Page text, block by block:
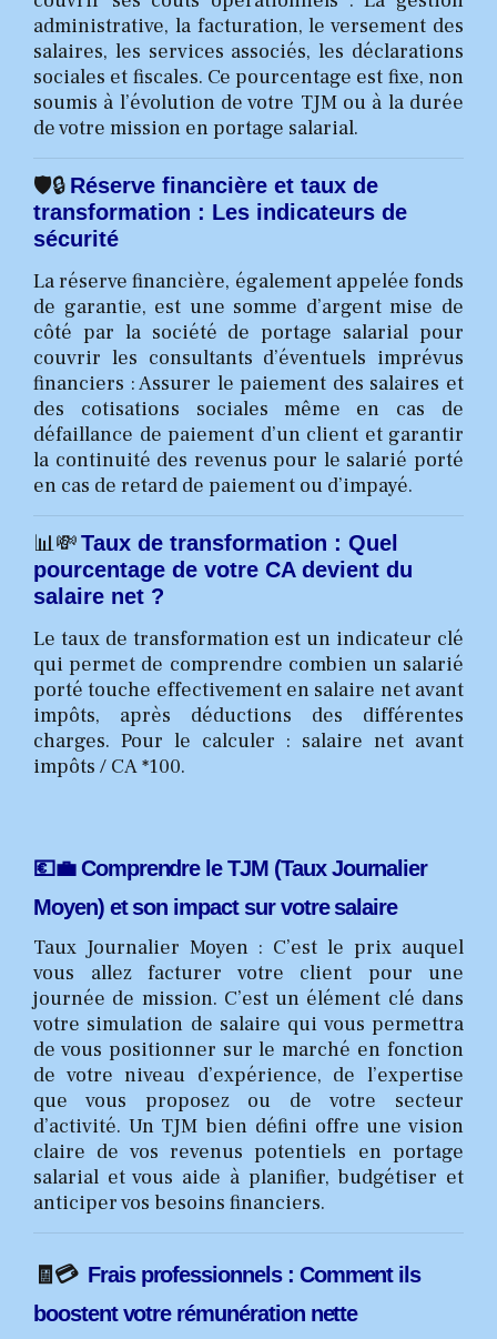
administrative, la facturation, le versement des
salaires, les services associés, les déclarations
sociales et fiscales. Ce pourcentage est fixe, non
soumis à l’évolution de votre TJM ou à la durée
de votre mission en portage salarial.
🛡️🔒 Réserve financière et taux de
transformation : Les indicateurs de
sécurité
La réserve financière, également appelée fonds
de garantie, est une somme d’argent mise de
côté par la société de portage salarial pour
couvrir les consultants d’éventuels imprévus
financiers : Assurer le paiement des salaires et
des cotisations sociales même en cas de
défaillance de paiement d’un client et garantir
la continuité des revenus pour le salarié porté
en cas de retard de paiement ou d’impayé.
📊💸Taux de transformation : Quel
pourcentage de votre CA devient du
salaire net ?
Le taux de transformation est un indicateur clé
qui permet de comprendre combien un salarié
porté touche effectivement en salaire net avant
impôts, après déductions des différentes
charges. Pour le calculer : salaire net avant
impôts / CA *100.
💶💼 Comprendre le TJM (Taux Journalier
Moyen) et son impact sur votre salaire
Taux Journalier Moyen : C’est le prix auquel
vous allez facturer votre client pour une
journée de mission. C’est un élément clé dans
votre simulation de salaire qui vous permettra
de vous positionner sur le marché en fonction
de votre niveau d’expérience, de l’expertise
que vous proposez ou de votre secteur
d’activité. Un TJM bien défini offre une vision
claire de vos revenus potentiels en portage
salarial et vous aide à planifier, budgétiser et
anticiper vos besoins financiers.
🧾💳 Frais professionnels : Comment ils
boostent votre rémunération nette